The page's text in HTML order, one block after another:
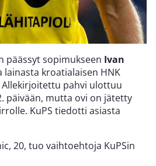
päässyt sopimukseen Ivan
lainasta kroatialaisen HNK
Allekirjoitettu pahvi ulottuu
päivään, mutta ovi on jätetty
KuPS tiedotti asiasta
20, tuo vaihtoehtoja KuPSin